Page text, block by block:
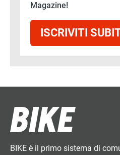
Magazine!
ISCRIVITI
BIKE è il primo sistema di